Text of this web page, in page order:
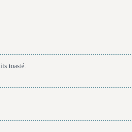
toasté.